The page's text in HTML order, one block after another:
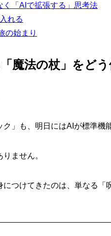
く「AIで拡張する」思考法
れる
の始まり
魔法の杖」をど
」も、明日にはAIが標準機
ません。
つけてきたのは、単なる